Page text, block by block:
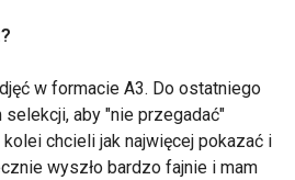
w formacie A3. Do ostatniego
selekcji, aby "nie przegadać"
chcieli jak najwięcej pokazać i
wyszło bardzo fajnie i mam